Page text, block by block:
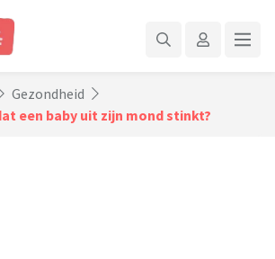
Gezondheid
een baby uit zijn mond stinkt?